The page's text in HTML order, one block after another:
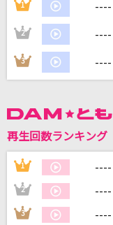
1 ----
2 ----
3 ----
再生回数ランキング
1 ----
2 ----
3 ----